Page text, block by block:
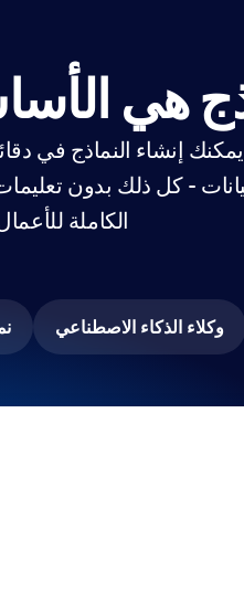
هي
يمكنك إنشاء النماذج في
الكاملة
وكلاء الذكاء الاصطناعي